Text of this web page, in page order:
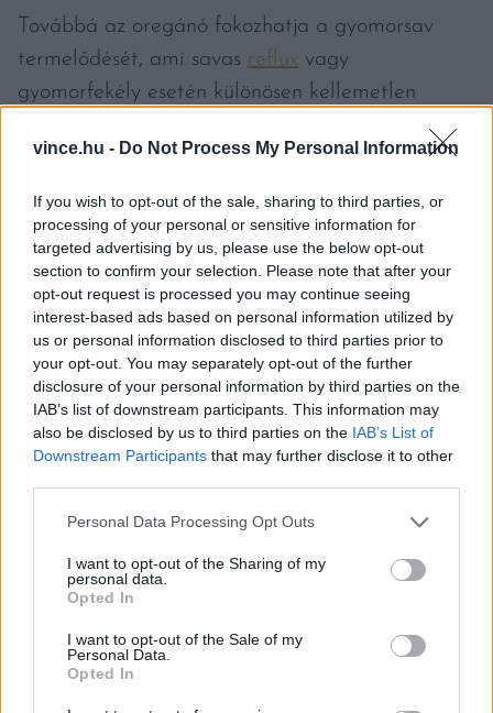
vince.hu - Do Not Process My Personal Information
If you wish to opt-out of the sale, sharing to third parties, or
processing of your personal or sensitive information for
targeted advertising by us, please use the below opt-out
section to confirm your selection. Please note that after your
opt-out request is processed you may continue seeing
interest-based ads based on personal information utilized by
us or personal information disclosed to third parties prior to
your opt-out. You may separately opt-out of the further
disclosure of your personal information by third parties on the
IAB’s list of downstream participants. This information may
also be disclosed by us to third parties on the IAB’s List of
Downstream Participants that may further disclose it to other
Please note that this website/app uses one or more Google
not limited to your visit or usage behaviour. You may click to
grant or deny consent to Google and its third-party tags to
use your data for below specified purposes in below Google
consent section.
Personal Data Processing Opt Outs
I want to opt-out of the Sharing of my
personal data.
Opted In
I want to opt-out of the Sale of my
Personal Data.
Opted In
Továbbá az oregánó fokozhatja a gyomorsav
termelődését, ami savas reflux vagy
gyomorfekély esetén különösen kellemetlen
tüneteket válthat ki. Az érzékeny egyéneknél
allergiás reakciók – mint hányinger, szédülés
vagy bőrkiütés – is előfordulhatnak.